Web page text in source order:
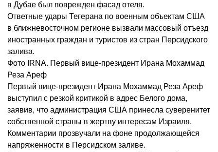
в Дубае был поврежден фасад отеля.
Ответные удары Тегерана по военным объектам США
в ближневосточном регионе вызвали массовый отъезд
иностранных граждан и туристов из стран Персидского
залива.
Фото IRNA. Первый вице-президент Ирана Мохаммад
Реза Ареф
Первый вице-президент Ирана Мохаммад Реза Ареф
выступил с резкой критикой в адрес Белого дома,
заявив, что администрация США принесла суверенитет
собственной страны в жертву интересам Израиля.
Комментарии прозвучали на фоне продолжающейся
напряженности в Персидском заливе.